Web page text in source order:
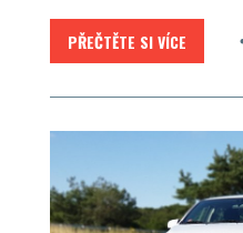
PŘEČTĚTE SI VÍCE